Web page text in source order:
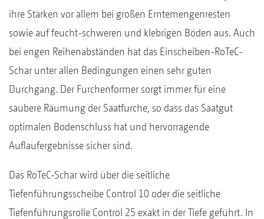
ihre Stärken vor allem bei großen Erntemengenresten
sowie auf feucht-schweren und klebrigen Böden aus. Auch
bei engen Reihenabständen hat das Einscheiben-RoTeC-
Schar unter allen Bedingungen einen sehr guten
Durchgang. Der Furchenformer sorgt immer für eine
saubere Räumung der Saatfurche, so dass das Saatgut
optimalen Bodenschluss hat und hervorragende
Auflaufergebnisse sicher sind.
Das RoTeC-Schar wird über die seitliche
Tiefenführungsscheibe Control 10 oder die seitliche
Tiefenführungsrolle Control 25 exakt in der Tiefe geführt. In